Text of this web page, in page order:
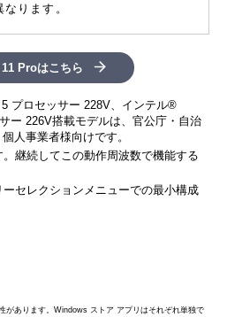
ります。
Proはこちら
プロセッサー 228V、インテル®
ー 226V搭載モデルは、官公庁・自治
人事業者様向けです。
継続してこの動作周波数で機能する
ーセレクションメニューでの最小構成
があります。Windows ストア アプリはそれぞれ単独で